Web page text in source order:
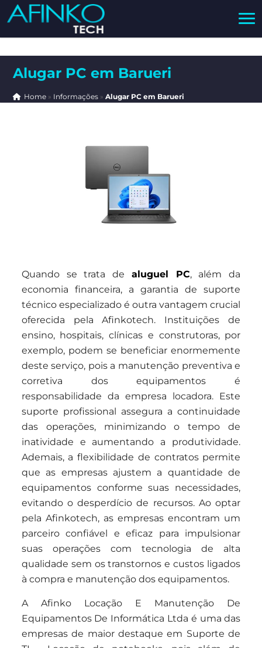
Alugar PC em Barueri
Home» Informações » Alugar PC em Barueri
Quando se trata de aluguel PC, além da
economia financeira, a garantia de suporte
técnico especializado é outra vantagem crucial
oferecida pela Afinkotech. Instituições de
ensino, hospitais, clínicas e construtoras, por
exemplo, podem se beneficiar enormemente
deste serviço, pois a manutenção preventiva e
corretiva dos equipamentos é
responsabilidade da empresa locadora. Este
suporte profissional assegura a continuidade
das operações, minimizando o tempo de
inatividade e aumentando a produtividade.
Ademais, a flexibilidade de contratos permite
que as empresas ajustem a quantidade de
equipamentos conforme suas necessidades,
evitando o desperdício de recursos. Ao optar
pela Afinkotech, as empresas encontram um
parceiro confiável e eficaz para impulsionar
suas operações com tecnologia de alta
qualidade sem os transtornos e custos ligados
à compra e manutenção dos equipamentos.
A Afinko Locação E Manutenção De
Equipamentos De Informática Ltda é uma das
empresas de maior destaque em Suporte de